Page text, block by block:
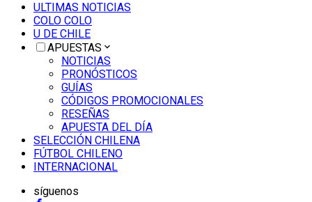
ULTIMAS NOTICIAS
COLO COLO
U DE CHILE
APUESTAS
NOTICIAS
PRONÓSTICOS
GUÍAS
CÓDIGOS PROMOCIONALES
RESEÑAS
APUESTA DEL DÍA
SELECCIÓN CHILENA
FÚTBOL CHILENO
INTERNACIONAL
síguenos